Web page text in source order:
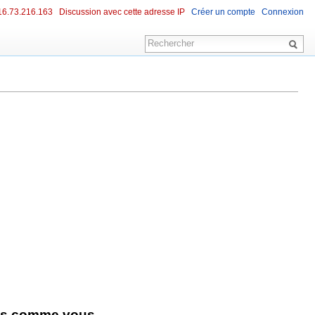
Discussion avec cette adresse IP Créer un compte Connexion